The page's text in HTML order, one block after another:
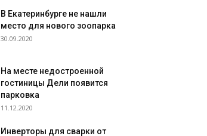
В Екатеринбурге не нашли
место для нового зоопарка
30.09.2020
На месте недостроенной
гостиницы Дели появится
парковка
11.12.2020
Инверторы для сварки от